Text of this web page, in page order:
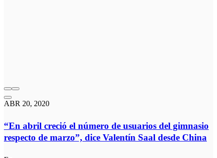
ABR 20, 2020
“En abril creció el número de usuarios del gimnasio
respecto de marzo”, dice Valentín Saal desde China